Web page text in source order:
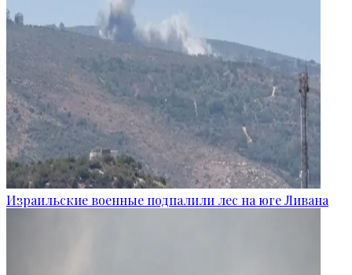
Израильские военные подпалили лес на юге Ливана